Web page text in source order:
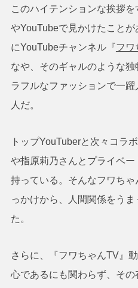
このハイテンションな挨拶
やYouTubeで見かけたこと
にYouTubeチャンネル『 フワ
なや、そのギャルのような
ラフルなファッションで一
人だ。
トップYouTuberと次々コラ
や指原莉乃さんとプライベ
持っている。そんなフワち
っかけから、人間関係をう
た。
さらに、『フワちゃんTV』
心であるにも関わらず、そ